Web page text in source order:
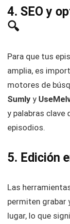
4. SEO y
🔍
Para que tus
amplia, es
motores de
Sumly y
y palabras clave
episodios.
5. Edición
Las
permiten grabar
lugar, lo que